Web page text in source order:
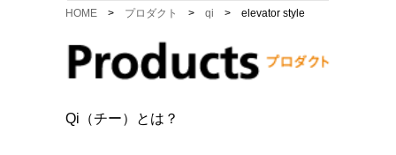
HOME > プロダクト > qi > elevator style
Qi（チー）とは？